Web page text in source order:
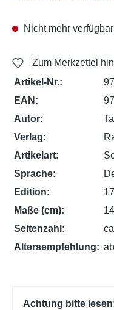
Nicht mehr verfügbar
Zum Merkzettel
Artikel-Nr.:
EAN:
Autor:
Verlag:
Artikelart:
Sprache:
Edition:
Maße (cm):
Seitenzahl:
Altersempfehlung:
Achtung bitte